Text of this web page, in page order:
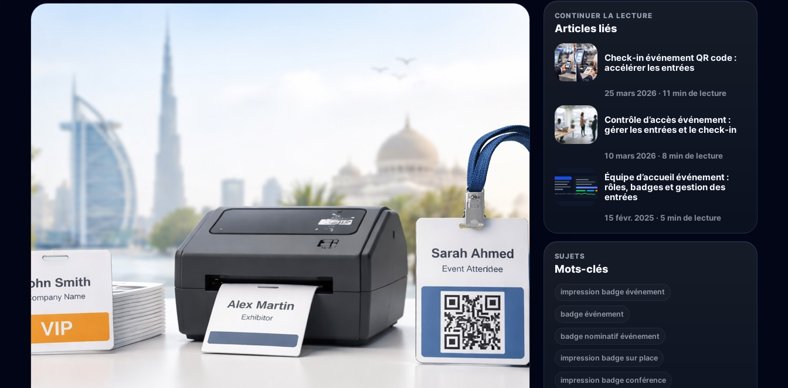
CONTINUER LA LECTURE
Articles liés
Check-in événement QR code :
accélérer les entrées
25 mars 2026 · 11 min de lecture
Contrôle d’accès événement :
gérer les entrées et le check-in
10 mars 2026 · 8 min de lecture
Équipe d’accueil événement :
rôles, badges et gestion des
entrées
15 févr. 2025 · 5 min de lecture
SUJETS
Mots-clés
impression badge événement
badge événement
badge nominatif événement
impression badge sur place
impression badge conférence